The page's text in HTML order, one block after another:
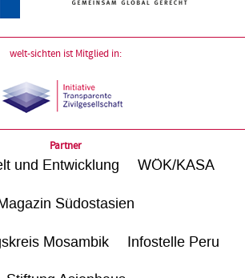
welt-sichten ist Mitglied in:
Partner
und Entwicklung WÖK/KASA
Südostasien
Mosambik Infostelle Peru